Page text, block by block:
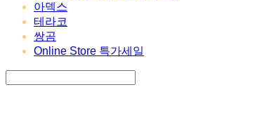
아덱스
테라코
쌍곰
Online Store 특가세일